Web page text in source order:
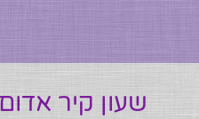
שעון קיר